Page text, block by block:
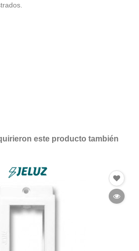
este producto también